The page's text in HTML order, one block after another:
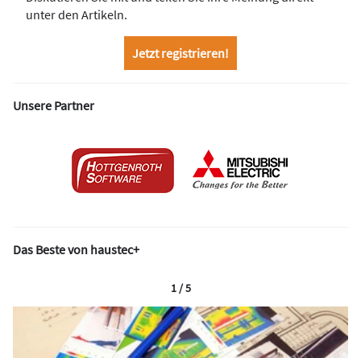
unter den Artikeln.
Jetzt registrieren!
Unsere Partner
Das Beste von haustec+
1 / 5